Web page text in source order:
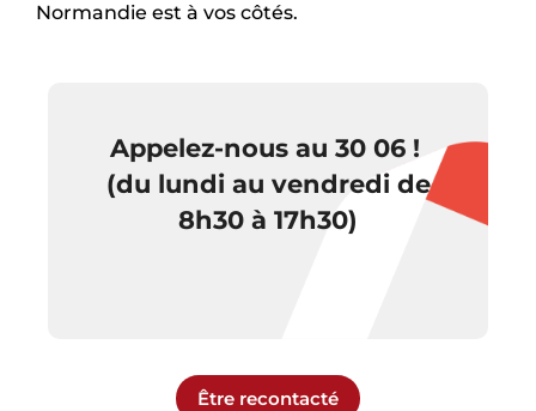
Normandie est à vos côtés.
Appelez-nous au 30 06 !
(du lundi au vendredi de
8h30 à 17h30)
Être recontacté